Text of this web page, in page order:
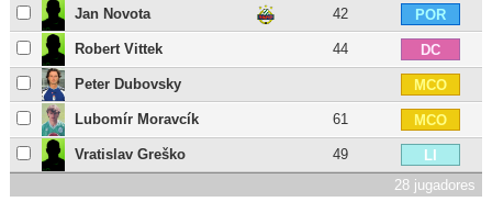
Jan Novota 42 POR
Robert Vittek 44 DC
Peter Dubovsky MCO
Lubomír Moravcík 61 MCO
Vratislav Greško 49
LI
28 jugadores